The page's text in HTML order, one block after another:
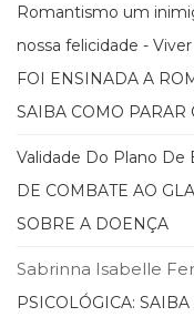
(47)
Fonoaudiologia
Gestalt-
terapia
Jornalismo
(57)
(66)
Erótica
(11)
Romantismo um
nossa felicidade -
FOI ENSINADA A
SAIBA COMO PARAR
Validade Do Plano De
DE COMBATE AO
SOBRE A DOENÇA
Sabrinna Isabelle
PSICOLÓGICA: